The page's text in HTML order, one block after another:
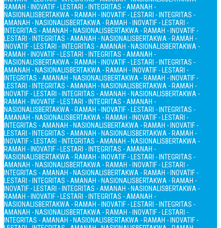
RAMAH - INOVATIF - LESTARI - INTEGRITAS - AMANAH -
NASIONALISBERTAKWA - RAMAH - INOVATIF - LESTARI - INTEGRITAS -
AMANAH - NASIONALISBERTAKWA - RAMAH - INOVATIF - LESTARI -
INTEGRITAS - AMANAH - NASIONALISBERTAKWA - RAMAH - INOVATIF -
LESTARI - INTEGRITAS - AMANAH - NASIONALISBERTAKWA - RAMAH -
INOVATIF - LESTARI - INTEGRITAS - AMANAH - NASIONALISBERTAKWA -
RAMAH - INOVATIF - LESTARI - INTEGRITAS - AMANAH -
NASIONALISBERTAKWA - RAMAH - INOVATIF - LESTARI - INTEGRITAS -
AMANAH - NASIONALISBERTAKWA - RAMAH - INOVATIF - LESTARI -
INTEGRITAS - AMANAH - NASIONALISBERTAKWA - RAMAH - INOVATIF -
LESTARI - INTEGRITAS - AMANAH - NASIONALISBERTAKWA - RAMAH -
INOVATIF - LESTARI - INTEGRITAS - AMANAH - NASIONALISBERTAKWA -
RAMAH - INOVATIF - LESTARI - INTEGRITAS - AMANAH -
NASIONALISBERTAKWA - RAMAH - INOVATIF - LESTARI - INTEGRITAS -
AMANAH - NASIONALISBERTAKWA - RAMAH - INOVATIF - LESTARI -
INTEGRITAS - AMANAH - NASIONALISBERTAKWA - RAMAH - INOVATIF -
LESTARI - INTEGRITAS - AMANAH - NASIONALISBERTAKWA - RAMAH -
INOVATIF - LESTARI - INTEGRITAS - AMANAH - NASIONALISBERTAKWA -
RAMAH - INOVATIF - LESTARI - INTEGRITAS - AMANAH -
NASIONALISBERTAKWA - RAMAH - INOVATIF - LESTARI - INTEGRITAS -
AMANAH - NASIONALISBERTAKWA - RAMAH - INOVATIF - LESTARI -
INTEGRITAS - AMANAH - NASIONALISBERTAKWA - RAMAH - INOVATIF -
LESTARI - INTEGRITAS - AMANAH - NASIONALISBERTAKWA - RAMAH -
INOVATIF - LESTARI - INTEGRITAS - AMANAH - NASIONALISBERTAKWA -
RAMAH - INOVATIF - LESTARI - INTEGRITAS - AMANAH -
NASIONALISBERTAKWA - RAMAH - INOVATIF - LESTARI - INTEGRITAS -
AMANAH - NASIONALISBERTAKWA - RAMAH - INOVATIF - LESTARI -
INTEGRITAS - AMANAH - NASIONALISBERTAKWA - RAMAH - INOVATIF -